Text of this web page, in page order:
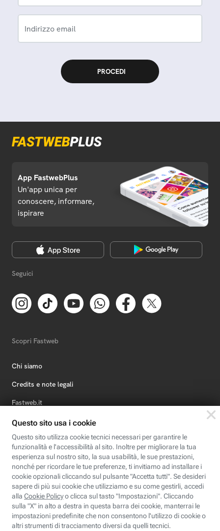
Indirizzo email
App FastwebPlus
Un'app unica per
conoscere, informare,
ispirare
Seguici
Scopri Fastweb
Chi siamo
Credits e note legali
Fastweb.it
Formazione
Fastweb Digital Academy
STEP FuturAbility District
Insieme, siamo futuro